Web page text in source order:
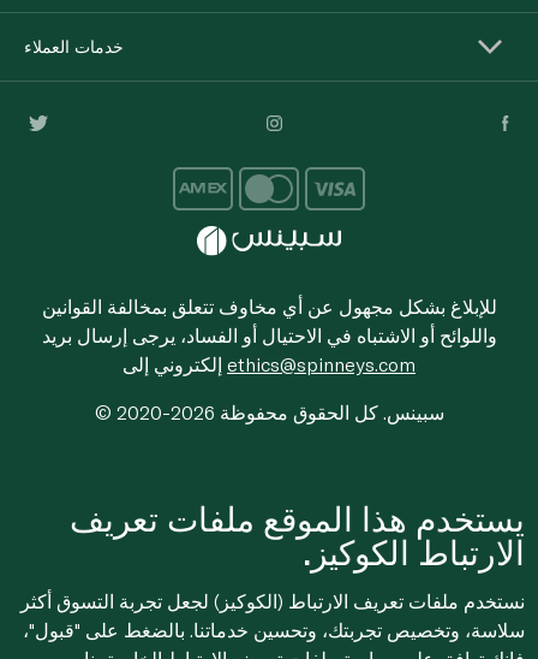
خدمات العملاء
للإبلاغ بشكل مجهول عن أي مخاوف تتعلق بمخالفة القوانين
واللوائح أو الاشتباه في الاحتيال أو الفساد، يرجى إرسال بريد
ethics@spinneys.com
© 2020-2026 سبينس. كل الحقوق محفوظة
يستخدم هذا الموقع ملفات تعريف
الارتباط الكوكيز.
نستخدم ملفات تعريف الارتباط (الكوكيز) لجعل تجربة التسوق أكثر
سلاسة، وتخصيص تجربتك، وتحسين خدماتنا. بالضغط على "قبول"،